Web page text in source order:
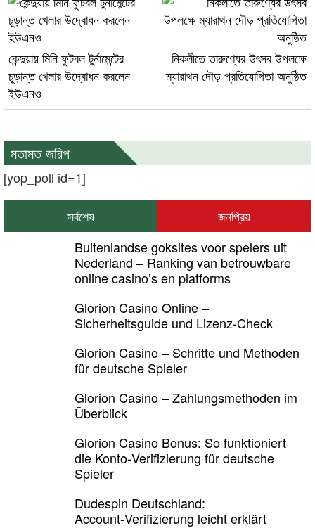
কেন্দুয়ায় মিনি ফুটবল টুর্নামেন্টের
চূড়ান্ত খেলার উদ্বোধন করলেন
ইউএনও
নিকলীতে তারুণ্যের উৎসব উপলক্ষে
ম্যারাথন দৌড় প্রতিযোগিতা অনুষ্ঠিত
মতামত জরিপ
[yop_poll id=1]
সর্বশেষ
জনপ্রিয়
Buitenlandse goksites voor spelers uit
Nederland – Ranking van betrouwbare
online casino’s en platforms
Glorion Casino Online –
Sicherheitsguide und Lizenz‑Check
Glorion Casino – Schritte und Methoden
für deutsche Spieler
Glorion Casino – Zahlungsmethoden im
Überblick
Glorion Casino Bonus: So funktioniert
die Konto‑Verifizierung für deutsche
Spieler
Dudespin Deutschland:
Account‑Verifizierung leicht erklärt